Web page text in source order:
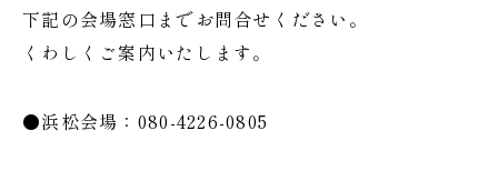
下記の会場窓口までお問合せください。
くわしくご案内いたします。
●浜松会場：080-4226-0805